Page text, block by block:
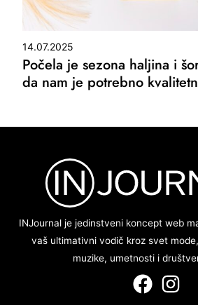
14.07.2025
Počela je sezona haljina i
da nam je potrebno
INJournal je jedinstveni koncept web
vaš ultimativni vodič kroz svet
muzike, umetnosti i